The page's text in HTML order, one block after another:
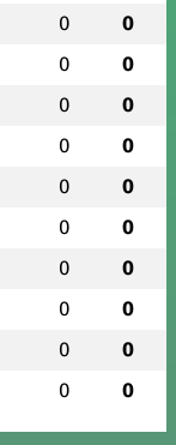
0 0
0 0
0 0
0 0
0 0
0 0
0 0
0 0
0 0
0 0